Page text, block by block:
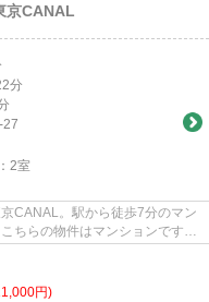
京CANAL
分
27
2室
CANAL。駅から徒歩7分のマン
ちらの物件はマンションです。
円)